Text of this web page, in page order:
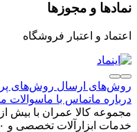
نمادها و مجوزها
اعتماد و اعتبار فروشگاه
روش‌های ارسال روش‌های
درباره ماتماس با ماسوالات